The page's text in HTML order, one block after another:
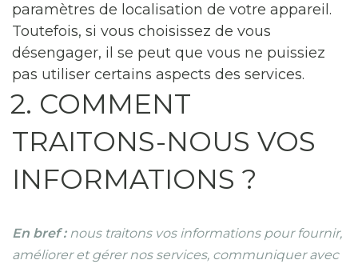
paramètres de localisation de votre appareil.
Toutefois, si vous choisissez de vous
désengager, il se peut que vous ne puissiez
pas utiliser certains aspects des services.
2. COMMENT
TRAITONS-NOUS VOS
INFORMATIONS ?
En bref : nous traitons vos informations pour fournir,
améliorer et gérer nos services, communiquer avec